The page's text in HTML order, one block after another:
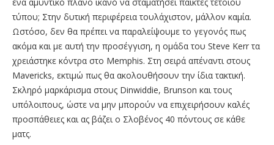
τύπου; Στην δυτική περιφέρεια τουλάχιστον, μάλλον καμία.
Ωστόσο, δεν θα πρέπει να παραλείψουμε το γεγονός πως
ακόμα και με αυτή την προσέγγιση, η ομάδα του Steve Kerr τα
χρειάστηκε κόντρα στο Memphis. Στη σειρά απέναντι στους
Mavericks, εκτιμώ πως θα ακολουθήσουν την ίδια τακτική.
Σκληρό μαρκάρισμα στους Dinwiddie, Brunson και τους
υπόλοιπους, ώστε να μην μπορούν να επιχειρήσουν καλές
προσπάθειες και ας βάζει ο Σλοβένος 40 πόντους σε κάθε
ματς.